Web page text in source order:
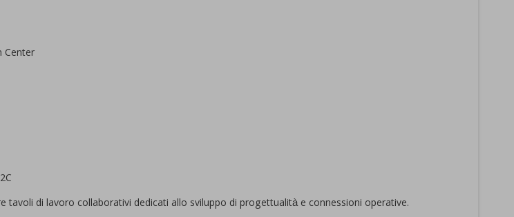
Center
tavoli di lavoro collaborativi dedicati allo sviluppo di progettualità e connessioni operative.